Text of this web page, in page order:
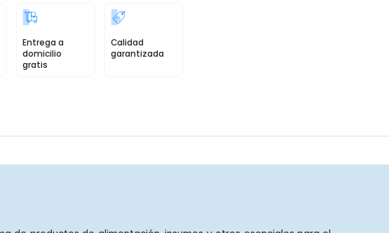
Entrega a
domicilio
gratis
Calidad
garantizada